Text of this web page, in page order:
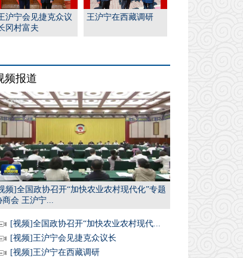
沪宁会见捷克众议
冈村富夫
王沪宁在西藏调研
频报道
频]全国政协召开“加快农业农村现代化”专题
商会 王沪宁...
[视频]全国政协召开“加快农业农村现代...
[视频]王沪宁会见捷克众议长
[视频]王沪宁在西藏调研